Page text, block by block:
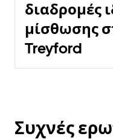
διαδρομές
μίσθωσης
Treyford
Συχνές